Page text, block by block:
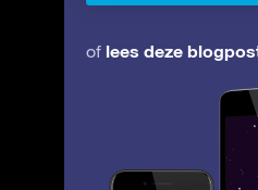
of lees deze